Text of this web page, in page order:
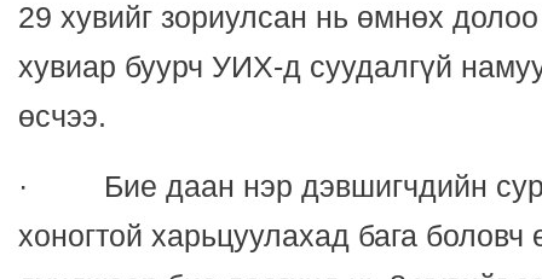
29 хувийг зориулсан нь өмнөх
хувиар буурч УИХ-д суудалгүй
өсчээ.
· Бие даан нэр дэвшигчдийн
хоногтой харьцуулахад бага